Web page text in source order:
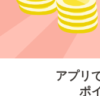
アプリ
ポ